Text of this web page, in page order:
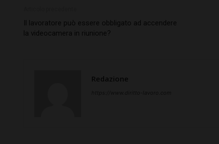
Il lavoratore può essere obbligato ad accendere
la videocamera in riunione?
Redazione